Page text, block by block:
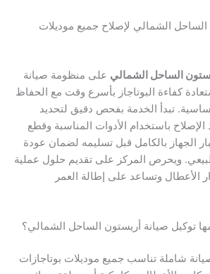
الساحل الشمالي لإصلاح جميع موديلات
الساحل الشمالي على منظومة صيانة
كفاءة البوتاجاز بأسرع وقت مع الحفاظ
تبدأ الخدمة بفحص دقيق لتحديد
باستخدام الأدوات المناسبة وقطع
الجهاز بالكامل قبل تسليمه لضمان عودة
ويحرص المركز على تقديم حلول عملية
الأعطال وتساعد على إطالة العمر
توكيل صيانة أريستون الساحل الشمالي؟
شاملة تناسب جميع موديلات بوتاجازات